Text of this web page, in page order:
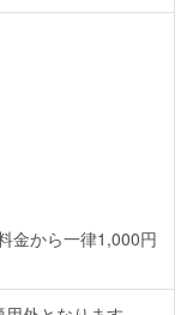
金から一律1,000円